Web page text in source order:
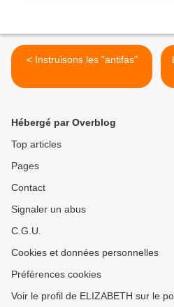
< Instruisons les "antifas"
Hébergé par Overblog
Top articles
Pages
Contact
Signaler un abus
C.G.U.
Cookies et données personnelles
Préférences cookies
Voir le profil de ELIZABETH sur le